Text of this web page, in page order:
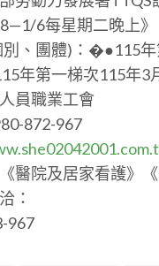
6每星期二晚上》
、團體)：�●115
年第一梯次115年3
員職業工會
872-967
醫院及居家看護》
：
967